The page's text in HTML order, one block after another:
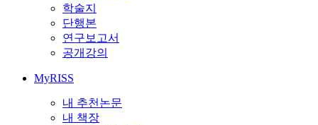
학술지
단행본
연구보고서
공개강의
MyRISS
내 추천논문
내 책장